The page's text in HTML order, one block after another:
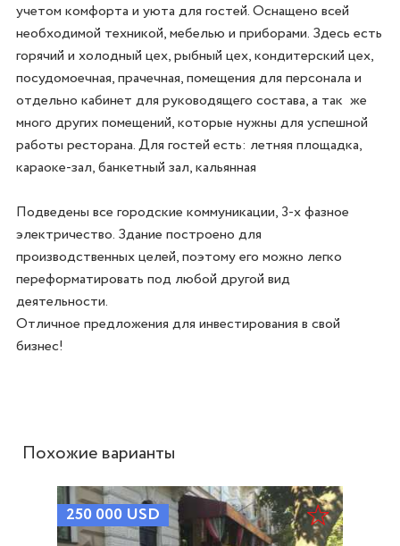
учетом комфорта и уюта для гостей. Оснащено всей
необходимой техникой, мебелью и приборами. Здесь есть
горячий и холодный цех, рыбный цех, кондитерский цех,
посудомоечная, прачечная, помещения для персонала и
отдельно кабинет для руководящего состава, а так  же
много других помещений, которые нужны для успешной
работы ресторана. Для гостей есть: летняя площадка,
караоке-зал, банкетный зал, кальянная
Подведены все городские коммуникации, 3-х фазное
электричество. Здание построено для
производственных целей, поэтому его можно легко
переформатировать под любой другой вид
деятельности.
Отличное предложения для инвестирования в свой
бизнес!
Похожие варианты
250 000 USD